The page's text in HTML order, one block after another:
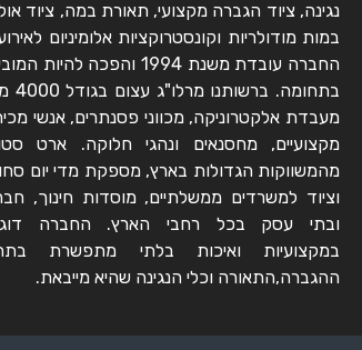
נגינה, ציוד הגברה מקצועי, תאורת במה, ציוד
במות מודולריות וקונסטרוקציות אלומיניום
החברה עובדת משנת 1994 והפכה להיות
בתחומה.
מעבדת אלקטרוניקה, מכווני פסנתרים, אנשי
מקצועיים, מחסנאים ונהגי חלוקה. ארט
מהמשווקות הגדולות בארץ, מספקת מדי יום
וציוד למשרדים ממשלתיים, מוסדות חינוך,
ובתי עסק בכל רחבי הארץ. החברה
במקצועיות ואיכות בלתי מתפשרת
ההגברה,התאורה וכלי הנגינה שהיא מייבאת.